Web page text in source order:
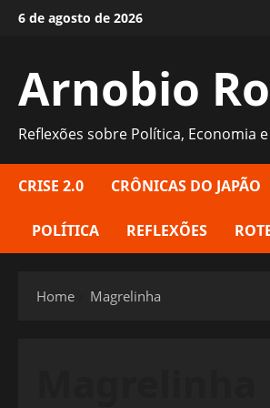
Skip6 de agosto de 2026
Arnobio
Reflexões sobre Política, Economia
CRISE 2.0 CRÔNICAS DO JAPÃO
POLÍTICA REFLEXÕES
Home Magrelinha